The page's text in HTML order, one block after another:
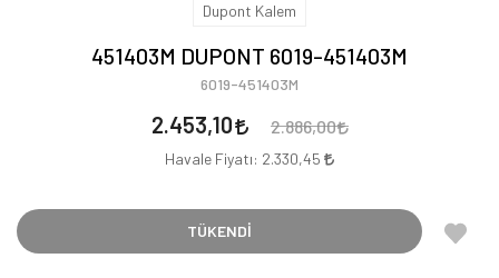
Dupont Kalem
451403M DUPONT 6019-451403M
6019-451403M
2.453,10 2.886,00
Havale Fiyatı: 2.330,45
TÜKENDİ